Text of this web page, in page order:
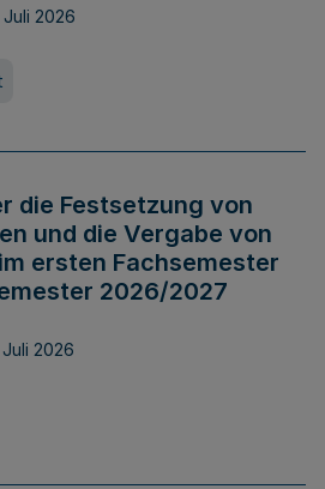
2026
die Festsetzung von
und die Vergabe von
ersten Fachsemester
2026/2027
2026